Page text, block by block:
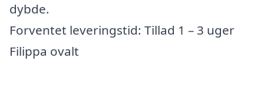
dybde.
Forventet leveringstid: Tillad 1 – 3 uger
Filippa ovalt